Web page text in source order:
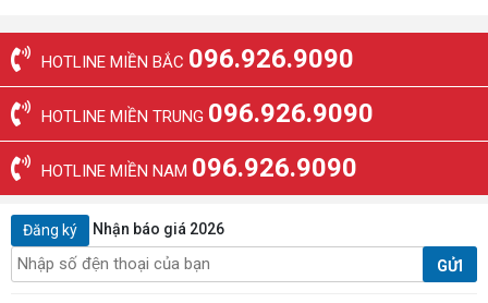
HOTLINE MIỀN BẮC 096.926.9090
HOTLINE MIỀN TRUNG 096.926.9090
HOTLINE MIỀN NAM 096.926.9090
Đăng ký Nhận báo giá 2026
GỬI